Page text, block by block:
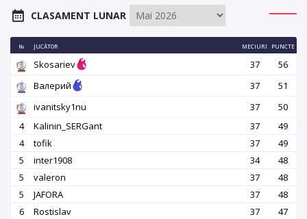
CLASAMENT LUNAR
№ JUCĂTOR MECIURI PUNCTE
Skosariev 37
56
Валерий
37
51
ivanitsky1nu
37
50
4
Kalinin_SERGant 37
49
4
tofik 37
49
5
inter1908 34
48
5
valeron 37
48
5
JAFORA 37
48
6
Rostislav 37
47